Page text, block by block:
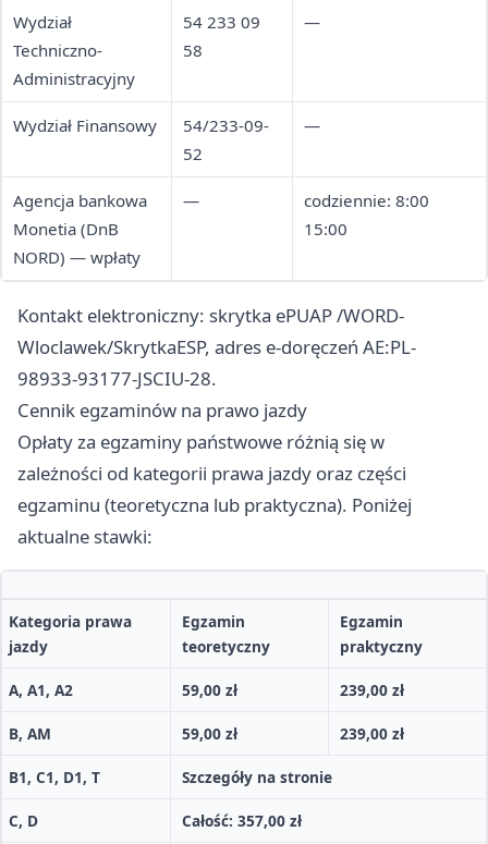
Wydział
Techniczno-
Administracyjny
54 233 09
58
—
Wydział Finansowy
54/233-09-
52
—
Agencja bankowa
Monetia (DnB
NORD) — wpłaty
—
codziennie: 8:00
15:00
Kontakt elektroniczny: skrytka ePUAP /WORD-
Wloclawek/SkrytkaESP, adres e-doręczeń AE:PL-
98933-93177-JSCIU-28.
Cennik egzaminów na prawo jazdy
Opłaty za egzaminy państwowe różnią się w
zależności od kategorii prawa jazdy oraz części
egzaminu (teoretyczna lub praktyczna). Poniżej
aktualne stawki:
Kategoria prawa
jazdy
Egzamin
teoretyczny
Egzamin
praktyczny
A, A1, A2 59,00 zł 239,00 zł
B, AM 59,00 zł 239,00 zł
B1, C1, D1, T Szczegóły na stronie
C, D Całość: 357,00 zł